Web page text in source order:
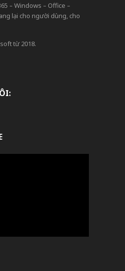
– Windows – Office –
lại cho người dùng, cho
từ 2018.